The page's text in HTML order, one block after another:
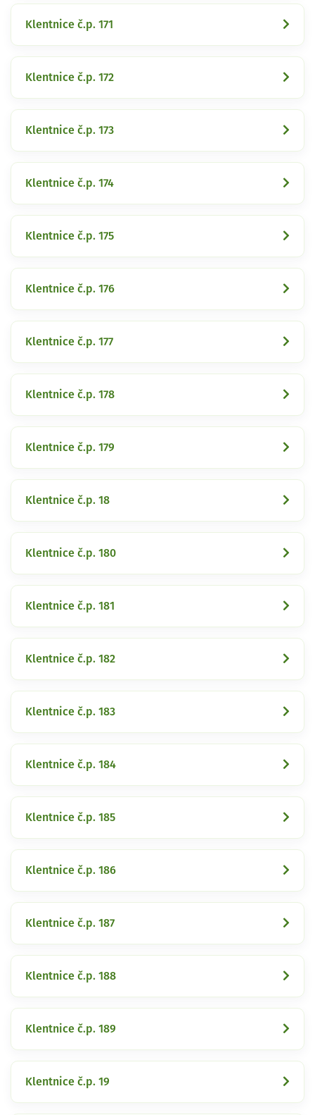
Klentnice č.p. 171
Klentnice č.p. 172
Klentnice č.p. 173
Klentnice č.p. 174
Klentnice č.p. 175
Klentnice č.p. 176
Klentnice č.p. 177
Klentnice č.p. 178
Klentnice č.p. 179
Klentnice č.p. 18
Klentnice č.p. 180
Klentnice č.p. 181
Klentnice č.p. 182
Klentnice č.p. 183
Klentnice č.p. 184
Klentnice č.p. 185
Klentnice č.p. 186
Klentnice č.p. 187
Klentnice č.p. 188
Klentnice č.p. 189
Klentnice č.p. 19